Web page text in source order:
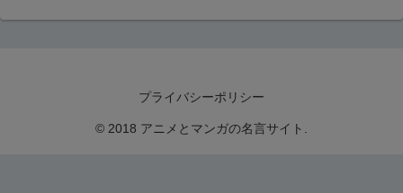
プライバシーポリシー
© 2018 アニメとマンガの名言サイト.